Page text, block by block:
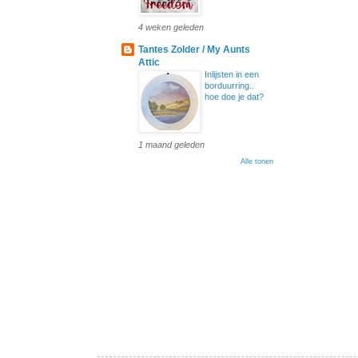
4 weken geleden
Tantes Zolder / My Aunts
Attic
Inlijsten in een
borduurring..
hoe doe je dat?
1 maand geleden
Alle tonen